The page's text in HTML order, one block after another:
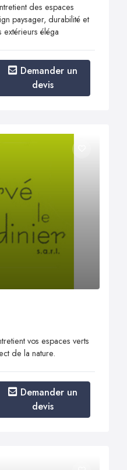
des espaces
paysager, durabilité et
éléga
Demander un
devis
vos espaces verts
de la nature.
Demander un
devis